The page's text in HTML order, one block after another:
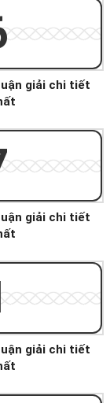
giải chi tiết
giải chi tiết
giải chi tiết